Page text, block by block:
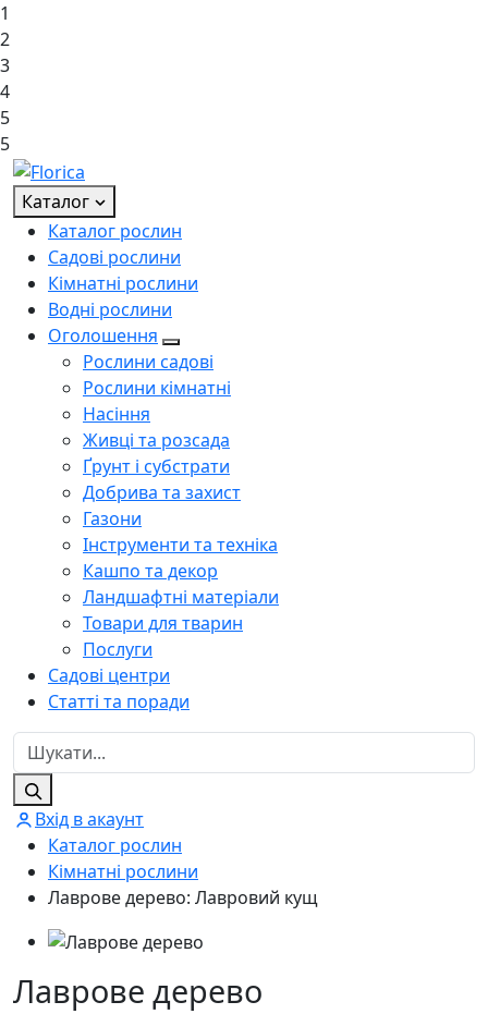
1
2
3
4
5
5
Каталог
Каталог рослин
Садові рослини
Кімнатні рослини
Водні рослини
Оголошення
Рослини садові
Рослини кімнатні
Насіння
Живці та розсада
Ґрунт і субстрати
Добрива та захист
Газони
Інструменти та техніка
Кашпо та декор
Ландшафтні матеріали
Товари для тварин
Послуги
Садові центри
Статті та поради
Вхід в акаунт
Каталог рослин
Кімнатні рослини
Лаврове дерево: Лавровий кущ
Лаврове дерево